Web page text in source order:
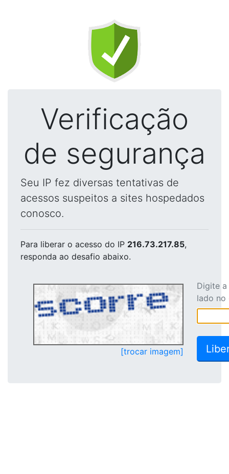
Verificação
de segurança
Seu IP fez diversas tentativas de
acessos suspeitos a sites hospedados
conosco.
Para liberar o acesso do IP 216.73.217.85,
responda ao desafio abaixo.
[trocar imagem]
Digite
lado no